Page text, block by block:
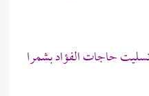
حاجات الفؤاد بشمرا